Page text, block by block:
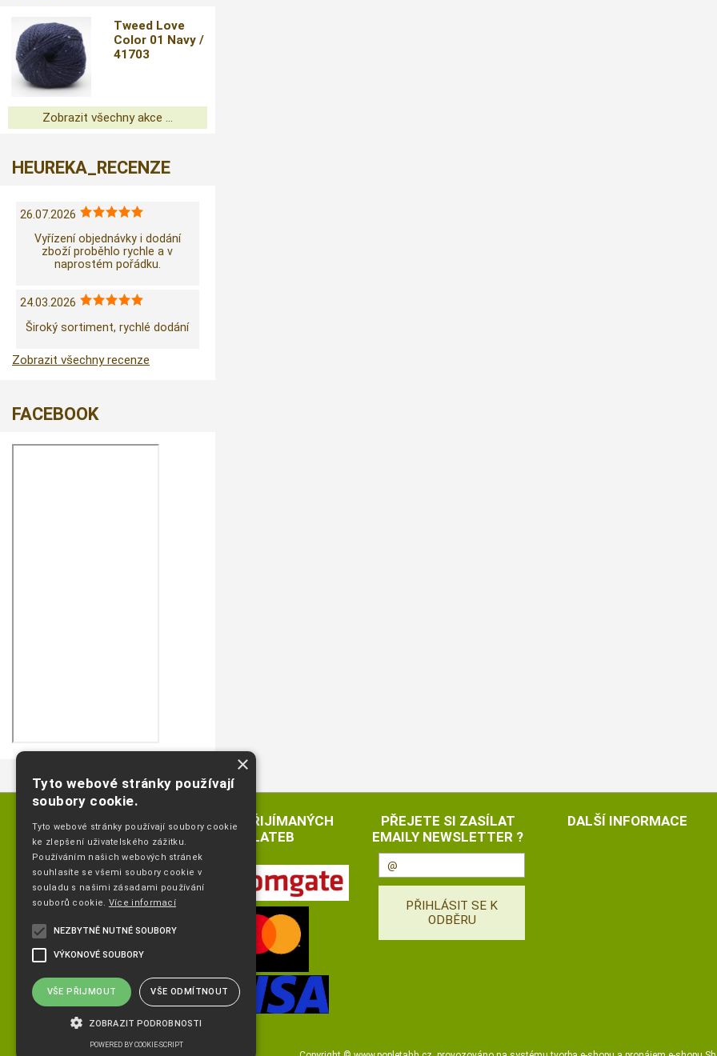
Tweed Love
Color 01 Navy /
41703
Zobrazit všechny akce ...
HEUREKA_RECENZE
26.07.2026
Vyřízení objednávky i dodání
zboží proběhlo rychle a v
naprostém pořádku.
24.03.2026
Široký sortiment, rychlé dodání
Zobrazit všechny recenze
FACEBOOK
LOGA PŘIJÍMANÝCH
PLATEB
PŘEJETE SI ZASÍLAT
EMAILY NEWSLETTER ?
DALŠÍ INFORMACE
×
Tyto webové stránky používají
soubory cookie.
Tyto webové stránky používají soubory cookie
ke zlepšení uživatelského zážitku.
Používáním našich webových stránek
souhlasíte se všemi soubory cookie v
souladu s našimi zásadami používání
souborů cookie. Více informací
NEZBYTNĚ NUTNÉ SOUBORY
VÝKONOVÉ SOUBORY
VŠE PŘIJMOUT VŠE ODMÍTNOUT
ZOBRAZIT PODROBNOSTI
POWERED BY COOKIE-SCRIPT